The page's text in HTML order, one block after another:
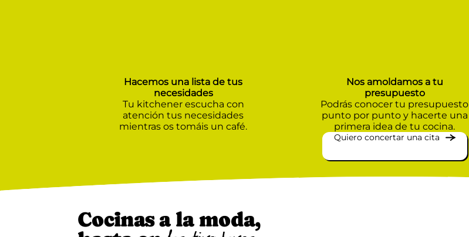
Hacemos una lista de tus
necesidades
Tu kitchener escucha con
atención tus necesidades
mientras os tomáis un café.
Nos amoldamos a tu
presupuesto
Podrás conocer tu presupuesto
punto por punto y hacerte una
primera idea de tu cocina.
Quiero concertar una cita
Cocinas a la moda,